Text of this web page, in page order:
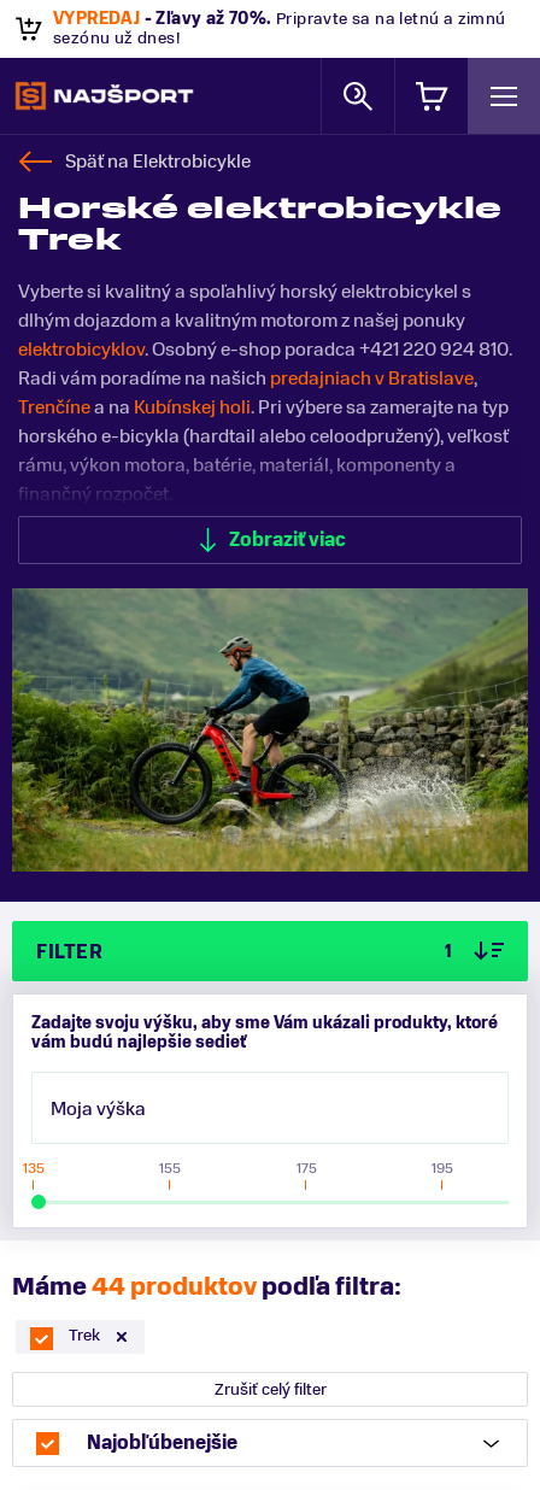
VÝPREDAJ - Zľavy až 70%. Pripravte sa na letnú a zimnú
sezónu už dnes!
Späť na Elektrobicykle
Horské elektrobicykle
Trek
Vyberte si kvalitný a spoľahlivý horský elektrobicykel s
dlhým dojazdom a kvalitným motorom z našej ponuky
elektrobicyklov. Osobný e-shop poradca +421 220 924 810.
Radi vám poradíme na našich predajniach v Bratislave,
Trenčínea na Kubínskej holi. Pri výbere sa zamerajte na typ
horského e-bicykla (hardtail alebo celoodpružený), veľkosť
rámu, výkon motora, batérie, materiál, komponenty a
finančný rozpočet.
Zobraziť viac
Zobraziť menej
FILTER 1
Zadajte svoju výšku, aby sme Vám ukázali produkty, ktoré
vám budú najlepšie sedieť
Moja výška
135 155 175 195
Máme44 produktovpodľa filtra:
Trek
Zrušiť celý filter
Najobľúbenejšie